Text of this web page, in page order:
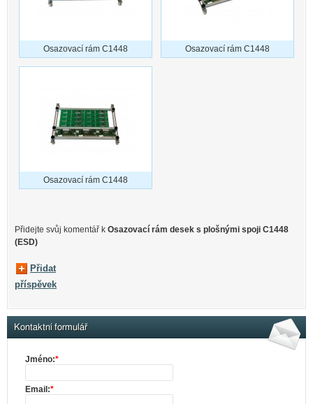
Osazovací rám C1448 Osazovací rám C1448
Osazovací rám C1448
Přidejte svůj komentář k Osazovací rám desek s plošnými spoji C1448
(ESD)
Přidat
příspěvek
Kontaktní formulář
Jméno:*
Email:*